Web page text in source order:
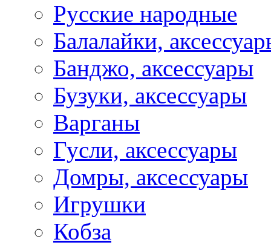
Русские народные
Балалайки,
Банджо, аксессуары
Бузуки, аксессуары
Варганы
Гусли, аксессуары
Домры, аксессуары
Игрушки
Кобза